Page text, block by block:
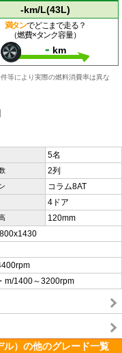
-km/L(43L)
満タンでどこまで走る？
（燃費×タンク容量）
- km
等により実際の燃料消費率は異な
5名
2列
コラム8AT
4ドア
120mm
m/1400～3200rpm
）の他のグレード一覧